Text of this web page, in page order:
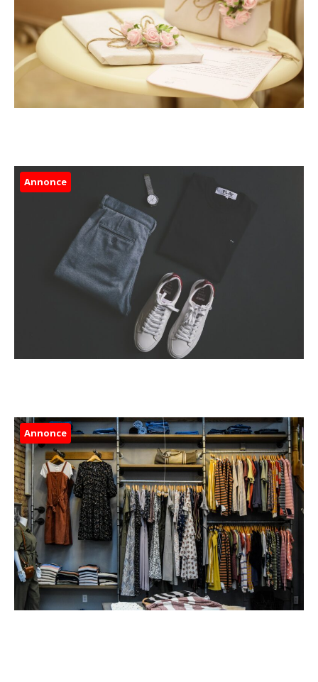
Annonce
Annonce